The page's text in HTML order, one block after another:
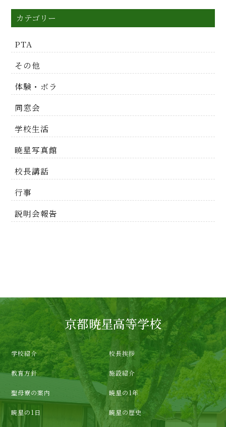
カテゴリー
PTA
その他
体験・ボラ
同窓会
学校生活
暁星写真館
校長講話
行事
説明会報告
京都暁星高等学校
学校紹介 校長挨拶
教育方針 施設紹介
聖母寮の案内 暁星の1年
暁星の1日 暁星の歴史